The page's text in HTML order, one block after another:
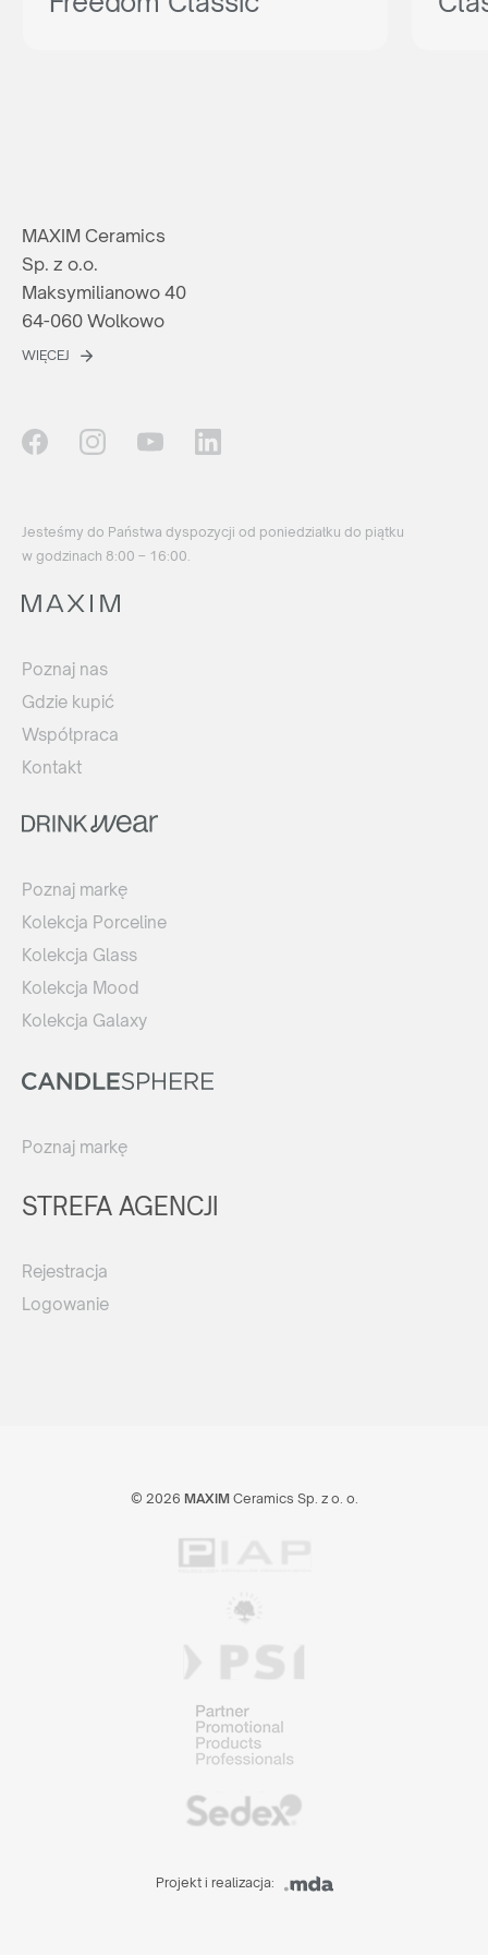
MAXIM Ceramics
Sp. z o.o.
Maksymilianowo 40
64-060 Wolkowo
WIĘCEJ
Jesteśmy do Państwa dyspozycji od poniedziałku do piątku
w godzinach 8:00 – 16:00.
Poznaj nas
Gdzie kupić
Współpraca
Kontakt
Poznaj markę
Kolekcja Porceline
Kolekcja Glass
Kolekcja Mood
Kolekcja Galaxy
Poznaj markę
STREFA AGENCJI
Rejestracja
Logowanie
© 2026 MAXIMCeramics Sp. z o. o.
Projekt i realizacja: